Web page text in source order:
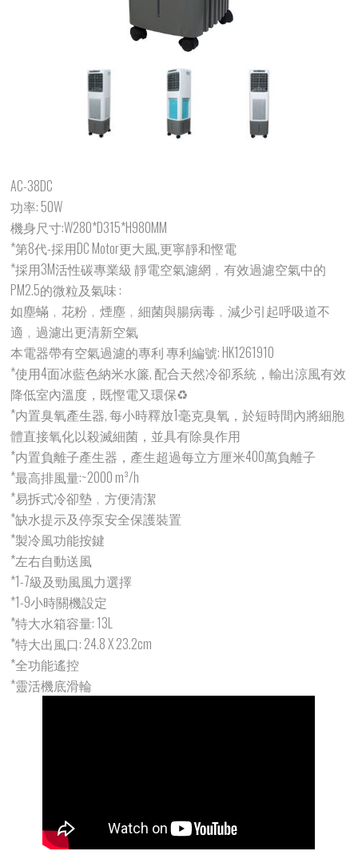
AC-38DC
功率: 50W
機身尺寸:W280*D315*H980MM
*第8代-採用DC Motor更大風,更寧靜和慳電
*採用3M活性碳專業級 靜電空氣濾網﹐有效過濾空氣中的
PM2.5的微粒及氣味 :
如塵蟎﹐花粉﹐煙塵﹐細菌與腸病毒﹐減少引起呼吸道不
適﹐過濾出更清新空氣
本電器帶有空氣過濾的專利 專利編號: HK1261910
*使用4面冰藍色納米水簾, 配合天然冷卻系統，輸出涼風有效
降低室內溫度，既慳電又環保♻
*内置臭氧產生器, 每小時釋放1毫克臭氧，於短時間內將細胞
體直接氧化以殺滅細菌，並具有除臭作用
*内置負離子產生器，產生超過每立方厘米400萬負離子
*最高排風量:~2000 m³/h
*易拆式冷卻墊﹐方便清潔
*缺水提示及停泵安全保護裝置
*製冷風功能按鍵
*左右自動送風
*1-7級及勁風風力選擇
*1-9小時關機設定
*特大水箱容量: 13L
*特大出風口: 24.8 X 23.2cm
*全功能遙控
*靈活機底滑輪